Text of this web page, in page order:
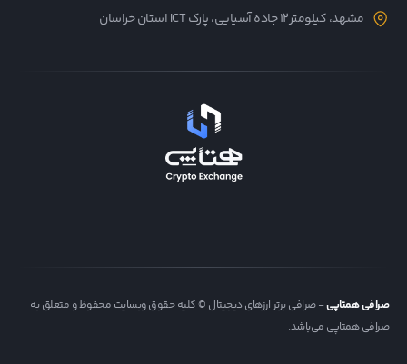
مشهد، کیلومتر12 جاده آسیایی، پارک ICT استان خراسان
صرافی همتاپی- صرافی برتر ارزهای دیجیتال © کلیه حقوق وبسایت محفوظ و متعلق به
صرافی همتاپی می‌باشد.